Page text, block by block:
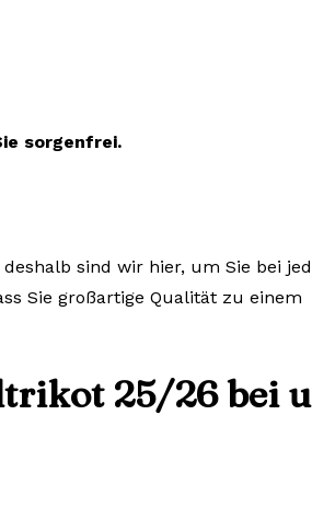
sorgenfrei.
sind wir hier, um Sie bei
Sie großartige Qualität zu einem
25/26 bei